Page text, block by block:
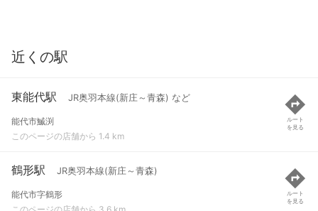
近くの駅
東能代駅 JR奥羽本線(新庄～青森) など
能代市鰄渕
このページの店舗から 1.4 km
ルート
を見る
鶴形駅 JR奥羽本線(新庄～青森)
能代市字鶴形
ルート
を見る